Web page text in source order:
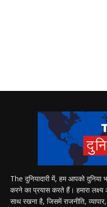
The दुनियादारी में, हम आपको दुनिया
करने का प्रयास करते हैं। हमारा
साथ रखना है, जिसमें राजनीति,